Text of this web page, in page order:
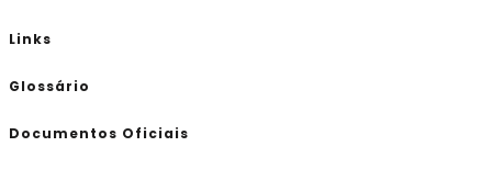
Links
Glossário
Documentos Oficiais